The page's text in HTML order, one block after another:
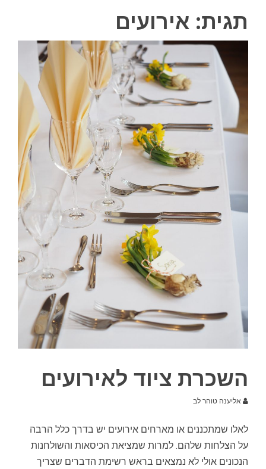
תגית: אירועים
השכרת ציוד לאירועים
אליענה טוהר לב
לאלו שמתכננים או מארחים אירועים יש בדרך כלל הרבה
על הצלחות שלהם. למרות שמציאת הכיסאות והשולחנות
הנכונים אולי לא נמצאים בראש רשימת הדברים שצריך